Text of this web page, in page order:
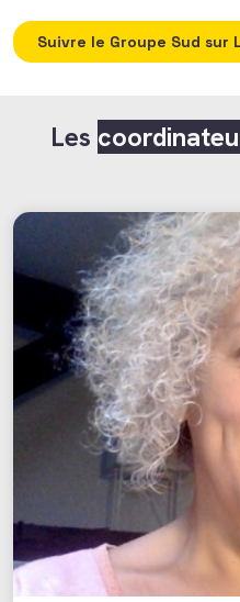
Suivre le Groupe Sud sur
Les